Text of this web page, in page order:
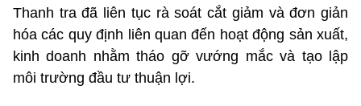
Thanh tra đã liên tục rà soát cắt giảm và đơn giản
hóa các quy định liên quan đến hoạt động sản xuất,
kinh doanh nhằm tháo gỡ vướng mắc và tạo lập
môi trường đầu tư thuận lợi.